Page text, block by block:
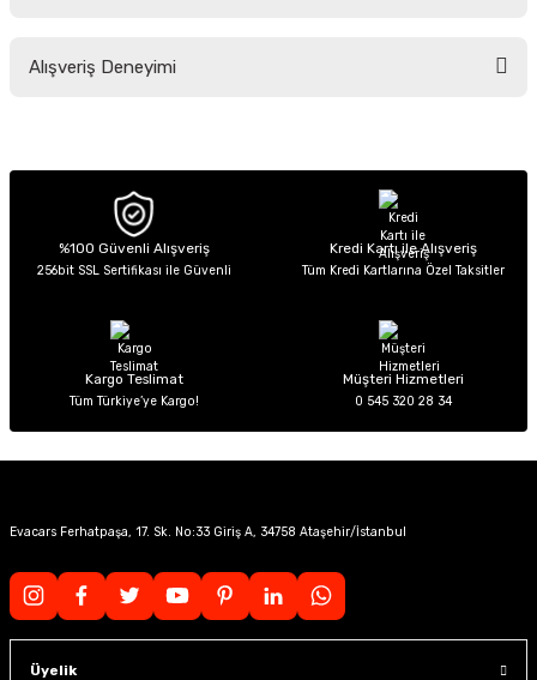
yetersiz gördüğünüz noktaları öneri formunu kullanarak tarafımıza
Ürün açıklamasında eksik bilgiler bulunuyor.
Ürün bilgilerinde hatalar bulunuyor.
Ürün fiyatı diğer sitelerden daha pahalı.
Alışveriş Deneyimi
%100 Güvenli Alışveriş
256bit SSL Sertifikası ile Güvenli
Kredi Kartı ile Alışveriş
Tüm Kredi Kartlarına Özel Taksitler
Kargo Teslimat
Tüm Türkiye’ye Kargo!
Müşteri Hizmetleri
0 545 320 28 34
Evacars Ferhatpaşa, 17. Sk. No:33 Giriş A, 34758 Ataşehir/İstanbul
Üyelik